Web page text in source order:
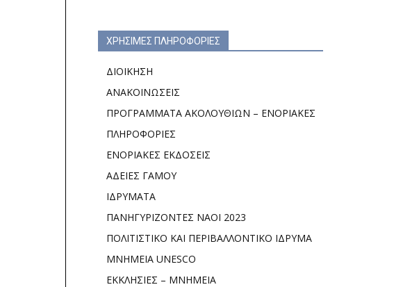
ΧΡΗΣΙΜΕΣ ΠΛΗΡΟΦΟΡΙΕΣ
ΔΙΟΙΚΗΣΗ
ΑΝΑΚΟΙΝΩΣΕΙΣ
ΠΡΟΓΡΑΜΜΑΤΑ ΑΚΟΛΟΥΘΙΩΝ – ΕΝΟΡΙΑΚΕΣ
ΠΛΗΡΟΦΟΡΙΕΣ
ΕΝΟΡΙΑΚΕΣ ΕΚΔΟΣΕΙΣ
ΑΔΕΙΕΣ ΓΑΜΟΥ
ΙΔΡΥΜΑΤΑ
ΠΑΝΗΓΥΡΙΖΟΝΤΕΣ ΝΑΟΙ 2023
ΠΟΛΙΤΙΣΤΙΚΟ ΚΑΙ ΠΕΡΙΒΑΛΛΟΝΤΙΚΟ ΙΔΡΥΜΑ
ΜΝΗΜΕΙΑ UNESCO
ΕΚΚΛΗΣΙΕΣ – ΜΝΗΜΕΙΑ